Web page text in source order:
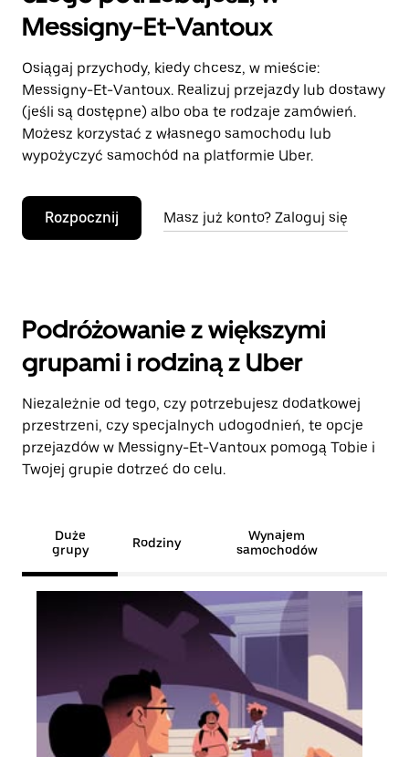
Messigny-Et-Vantoux
Osiągaj przychody, kiedy chcesz, w mieście:
Messigny-Et-Vantoux. Realizuj przejazdy lub dostawy
(jeśli są dostępne) albo oba te rodzaje zamówień.
Możesz korzystać z własnego samochodu lub
wypożyczyć samochód na platformie Uber.
Rozpocznij Masz już konto? Zaloguj się
Podróżowanie z większymi
grupami i rodziną z Uber
Niezależnie od tego, czy potrzebujesz dodatkowej
przestrzeni, czy specjalnych udogodnień, te opcje
przejazdów w Messigny-Et-Vantoux pomogą Tobie i
Twojej grupie dotrzeć do celu.
Duże
grupy
Rodziny
Wynajem
samochodów